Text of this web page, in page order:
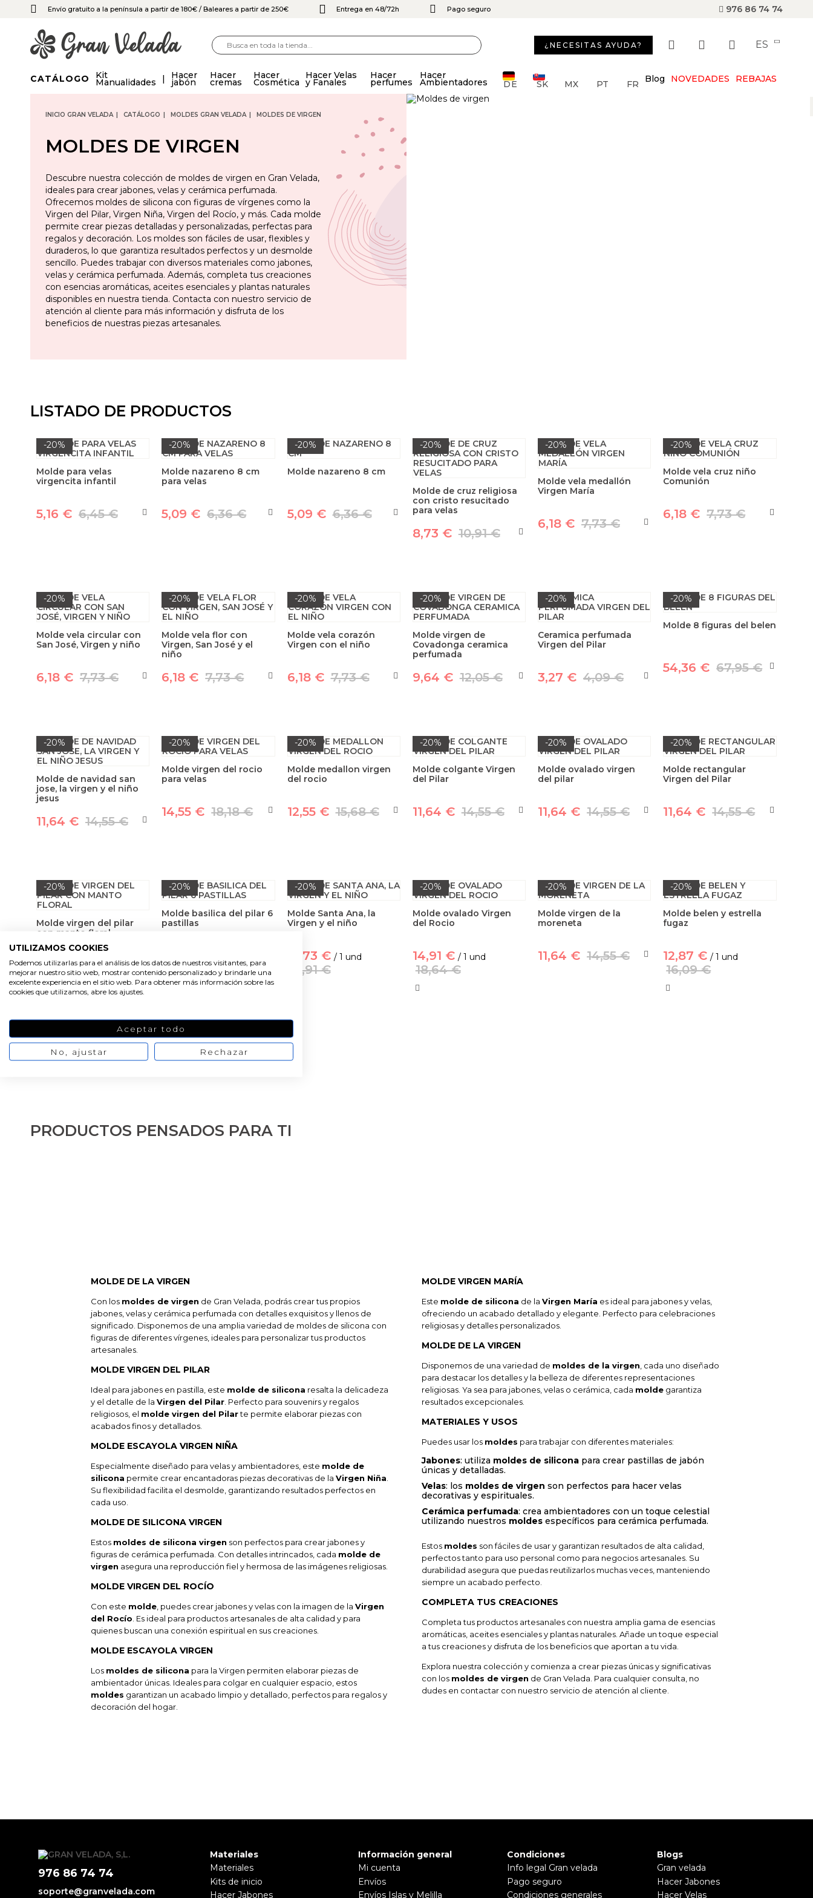
Envío gratuito a la península a partir de 180€ / Baleares a partir de 250€ Entrega en 48/72h Pago seguro 976 86 74 74
¿NECESITAS AYUDA? ES
CATÁLOGO Kit
Manualidades
Hacer
jabón
Hacer
cremas
Hacer
Cosmética
Hacer Velas
y Fanales
Hacer
perfumes
Hacer
Ambientadores DE SK MX PT FR Blog NOVEDADES REBAJAS
INICIO GRAN VELADA CATÁLOGO MOLDES GRAN VELADA MOLDES DE VIRGEN
MOLDES DE VIRGEN
Descubre nuestra colección de moldes de virgen en Gran Velada,
ideales para crear jabones, velas y cerámica perfumada.
Ofrecemos moldes de silicona con figuras de vírgenes como la
Virgen del Pilar, Virgen Niña, Virgen del Rocío, y más. Cada molde
permite crear piezas detalladas y personalizadas, perfectas para
regalos y decoración. Los moldes son fáciles de usar, flexibles y
duraderos, lo que garantiza resultados perfectos y un desmolde
sencillo. Puedes trabajar con diversos materiales como jabones,
velas y cerámica perfumada. Además, completa tus creaciones
con esencias aromáticas, aceites esenciales y plantas naturales
disponibles en nuestra tienda. Contacta con nuestro servicio de
atención al cliente para más información y disfruta de los
beneficios de nuestras piezas artesanales. ​
LISTADO DE PRODUCTOS
-20%
Molde para velas
virgencita infantil
5,16 € 6,45 €
-20%
Molde nazareno 8 cm
para velas
5,09 € 6,36 €
-20%
Molde nazareno 8 cm
5,09 € 6,36 €
-20%
Molde de cruz religiosa
con cristo resucitado
para velas
8,73 € 10,91 €
-20%
Molde vela medallón
Virgen María
6,18 € 7,73 €
-20%
Molde vela cruz niño
Comunión
6,18 € 7,73 €
-20%
Molde vela circular con
San José, Virgen y niño
6,18 € 7,73 €
-20%
Molde vela flor con
Virgen, San José y el
niño
6,18 € 7,73 €
-20%
Molde vela corazón
Virgen con el niño
6,18 € 7,73 €
-20%
Molde virgen de
Covadonga ceramica
perfumada
9,64 € 12,05 €
-20%
Ceramica perfumada
Virgen del Pilar
3,27 € 4,09 €
-20%
Molde 8 figuras del belen
54,36 € 67,95 €
-20%
Molde de navidad san
jose, la virgen y el niño
jesus
11,64 € 14,55 €
-20%
Molde virgen del rocio
para velas
14,55 € 18,18 €
-20%
Molde medallon virgen
del rocio
12,55 € 15,68 €
-20%
Molde colgante Virgen
del Pilar
11,64 € 14,55 €
-20%
Molde ovalado virgen
del pilar
11,64 € 14,55 €
-20%
Molde rectangular
Virgen del Pilar
11,64 € 14,55 €
-20%
Molde virgen del pilar
con manto floral
8,73 € 10,91 €
-20%
Molde basilica del pilar 6
pastillas
-20%
Molde Santa Ana, la
Virgen y el niño
12,73 € / 1 und
15,91 €
-20%
Molde ovalado Virgen
del Rocio
14,91 € / 1 und
18,64 €
-20%
Molde virgen de la
moreneta
11,64 € 14,55 €
-20%
Molde belen y estrella
fugaz
12,87 € / 1 und
16,09 €
2
PRODUCTOS PENSADOS PARA TI
MOLDE DE LA VIRGEN
Con los moldes de virgen de Gran Velada, podrás crear tus propios
jabones, velas y cerámica perfumada con detalles exquisitos y llenos de
significado. Disponemos de una amplia variedad de moldes de silicona con
figuras de diferentes vírgenes, ideales para personalizar tus productos
artesanales.
MOLDE VIRGEN DEL PILAR
Ideal para jabones en pastilla, este molde de silicona resalta la delicadeza
y el detalle de la Virgen del Pilar . Perfecto para souvenirs y regalos
religiosos, el molde virgen del Pilarte permite elaborar piezas con
acabados finos y detallados.
MOLDE ESCAYOLA VIRGEN NIÑA
Especialmente diseñado para velas y ambientadores, este molde de
silicona permite crear encantadoras piezas decorativas de la Virgen Niña
Su flexibilidad facilita el desmolde, garantizando resultados perfectos en
cada uso.
MOLDE DE SILICONA VIRGEN
Estos moldes de silicona virgen son perfectos para crear jabones y
figuras de cerámica perfumada. Con detalles intrincados, cada molde de
virgen asegura una reproducción fiel y hermosa de las imágenes religiosas.
MOLDE VIRGEN DEL ROCÍO
Con este molde , puedes crear jabones y velas con la imagen de la Virgen
del Rocío . Es ideal para productos artesanales de alta calidad y para
quienes buscan una conexión espiritual en sus creaciones.
MOLDE ESCAYOLA VIRGEN
Los moldes de silicona para la Virgen permiten elaborar piezas de
ambientador únicas. Ideales para colgar en cualquier espacio, estos
moldes garantizan un acabado limpio y detallado, perfectos para regalos y
decoración del hogar.
MOLDE VIRGEN MARÍA
Este molde de silicona de la Virgen María es ideal para jabones y velas,
ofreciendo un acabado detallado y elegante. Perfecto para celebraciones
religiosas y detalles personalizados.
MOLDE DE LA VIRGEN
Disponemos de una variedad de moldes de la virgen , cada uno diseñado
para destacar los detalles y la belleza de diferentes representaciones
religiosas. Ya sea para jabones, velas o cerámica, cada molde garantiza
resultados excepcionales.
MATERIALES Y USOS
Puedes usar los moldes para trabajar con diferentes materiales:
Jabones: utiliza moldes de silicona para crear pastillas de jabón
únicas y detalladas.
Velas: los moldes de virgen son perfectos para hacer velas
decorativas y espirituales.
Cerámica perfumada: crea ambientadores con un toque celestial
utilizando nuestros moldes específicos para cerámica perfumada.
Estos moldes son fáciles de usar y garantizan resultados de alta calidad,
perfectos tanto para uso personal como para negocios artesanales. Su
durabilidad asegura que puedas reutilizarlos muchas veces, manteniendo
siempre un acabado perfecto.
COMPLETA TUS CREACIONES
Completa tus productos artesanales con nuestra amplia gama de esencias
aromáticas, aceites esenciales y plantas naturales. Añade un toque especial
a tus creaciones y disfruta de los beneficios que aportan a tu vida.
Explora nuestra colección y comienza a crear piezas únicas y significativas
con los moldes de virgen de Gran Velada. Para cualquier consulta, no
dudes en contactar con nuestro servicio de atención al cliente.
976 86 74 74
soporte@granvelada.com
Materiales
Materiales
Kits de inicio
Hacer Jabones
Información general
Mi cuenta
Envíos
Envíos Islas y Melilla
Condiciones
Info legal Gran velada
Pago seguro
Condiciones generales
Blogs
Gran velada
Hacer Jabones
Hacer Velas
UTILIZAMOS COOKIES
Podemos utilizarlas para el análisis de los datos de nuestros visitantes, para
mejorar nuestro sitio web, mostrar contenido personalizado y brindarle una
excelente experiencia en el sitio web. Para obtener más información sobre las
cookies que utilizamos, abre los ajustes.
Aceptar todo
No, ajustar Rechazar